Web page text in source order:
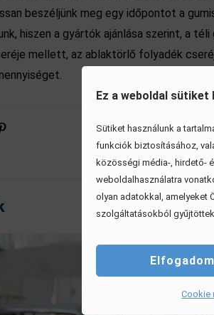
Ez a weboldal sütiket
Sütiket használunk a
funkciók biztosításához,
közösségi média-, hirdető-
weboldalhasználatra
olyan adatokkal, amelyeket
szolgáltatásokból gyűjtöttek.
Elfogadom
Cookie
beszéljünk meg egy időpontot a
hiszen a gyártók ajánlása szerint, a
mellett, az ablaktörlő folyadék